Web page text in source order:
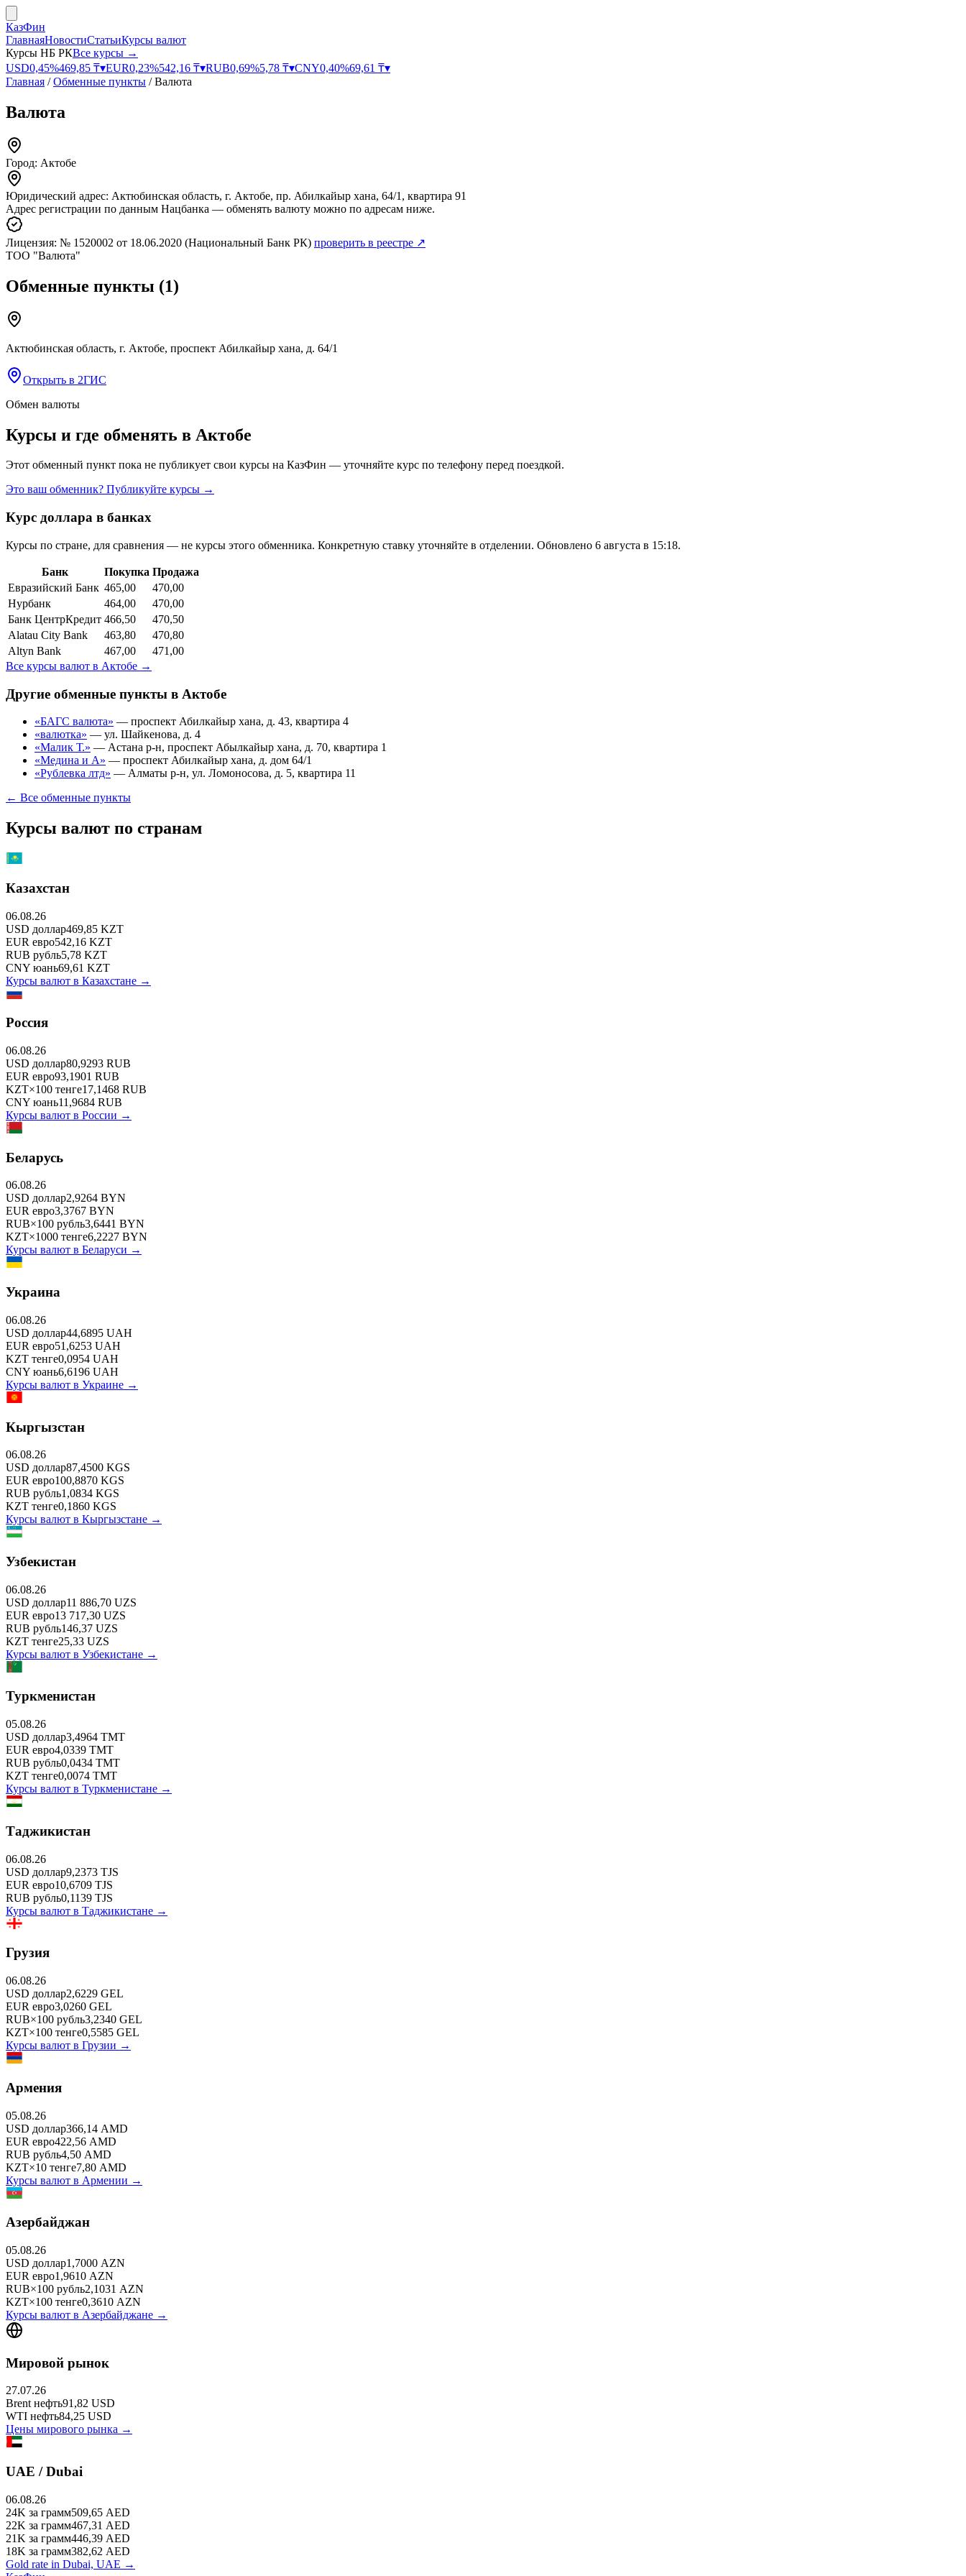
КазФин
ГлавнаяНовостиСтатьиКурсы валют
Курсы НБ РКВсе курсы →
USD0,45%469,85 ₸▾EUR0,23%542,16 ₸▾RUB0,69%5,78 ₸▾CNY0,40%69,61 ₸▾
Главная /Обменные пункты /Валюта
Валюта
Город: Актобе
Юридический адрес: Актюбинская область, г. Актобе, пр. Абилкайыр хана, 64/1, квартира 91
Адрес регистрации по данным Нацбанка — обменять валюту можно по адресам ниже.
Лицензия: № 1520002 от 18.06.2020 (Национальный Банк РК) проверить в реестре ↗
ТОО "Валюта"
Обменные пункты (1)
Актюбинская область, г. Актобе, проспект Абилкайыр хана, д. 64/1
Открыть в 2ГИС
Обмен валюты
Курсы и где обменять в Актобе
Этот обменный пункт пока не публикует свои курсы на КазФин — уточняйте курс по телефону перед поездкой.
Это ваш обменник? Публикуйте курсы →
Курс доллара в банках
Курсы по стране, для сравнения — не курсы этого обменника. Конкретную ставку уточняйте в отделении. Обновлено 6 августа в 15:18.
Банк Покупка Продажа
Евразийский Банк 465,00
470,00
Нурбанк
464,00
470,00
Банк ЦентрКредит 466,50
470,50
Alatau City Bank
463,80
470,80
Altyn Bank
467,00
471,00
Все курсы валют в Актобе →
Другие обменные пункты в Актобе
«БАГС валюта» — проспект Абилкайыр хана, д. 43, квартира 4
«валютка» — ул. Шайкенова, д. 4
«Малик Т.» — Астана р-н, проспект Абылкайыр хана, д. 70, квартира 1
«Медина и А» — проспект Абилкайыр хана, д. дом 64/1
«Рублевка лтд» — Алматы р-н, ул. Ломоносова, д. 5, квартира 11
← Все обменные пункты
Курсы валют по странам
Казахстан
06.08.26
USD доллар469,85 KZT
EUR евро542,16 KZT
RUB рубль5,78 KZT
CNY юань69,61 KZT
Курсы валют в Казахстане →
Россия
06.08.26
USD доллар80,9293 RUB
EUR евро93,1901 RUB
KZT×100 тенге17,1468 RUB
CNY юань11,9684 RUB
Курсы валют в России →
Беларусь
06.08.26
USD доллар2,9264 BYN
EUR евро3,3767 BYN
RUB×100 рубль3,6441 BYN
KZT×1000 тенге6,2227 BYN
Курсы валют в Беларуси →
Украина
06.08.26
USD доллар44,6895 UAH
EUR евро51,6253 UAH
KZT тенге0,0954 UAH
CNY юань6,6196 UAH
Курсы валют в Украине →
Кыргызстан
06.08.26
USD доллар87,4500 KGS
EUR евро100,8870 KGS
RUB рубль1,0834 KGS
KZT тенге0,1860 KGS
Курсы валют в Кыргызстане →
Узбекистан
06.08.26
USD доллар11 886,70 UZS
EUR евро13 717,30 UZS
RUB рубль146,37 UZS
KZT тенге25,33 UZS
Курсы валют в Узбекистане →
Туркменистан
05.08.26
USD доллар3,4964 TMT
EUR евро4,0339 TMT
RUB рубль0,0434 TMT
KZT тенге0,0074 TMT
Курсы валют в Туркменистане →
Таджикистан
06.08.26
USD доллар9,2373 TJS
EUR евро10,6709 TJS
RUB рубль0,1139 TJS
Курсы валют в Таджикистане →
Грузия
06.08.26
USD доллар2,6229 GEL
EUR евро3,0260 GEL
RUB×100 рубль3,2340 GEL
KZT×100 тенге0,5585 GEL
Курсы валют в Грузии →
Армения
05.08.26
USD доллар366,14 AMD
EUR евро422,56 AMD
RUB рубль4,50 AMD
KZT×10 тенге7,80 AMD
Курсы валют в Армении →
Азербайджан
05.08.26
USD доллар1,7000 AZN
EUR евро1,9610 AZN
RUB×100 рубль2,1031 AZN
KZT×100 тенге0,3610 AZN
Курсы валют в Азербайджане →
Мировой рынок
27.07.26
Brent нефть91,82 USD
WTI нефть84,25 USD
Цены мирового рынка →
UAE / Dubai
06.08.26
24K за грамм509,65 AED
22K за грамм467,31 AED
21K за грамм446,39 AED
18K за грамм382,62 AED
Gold rate in Dubai, UAE →